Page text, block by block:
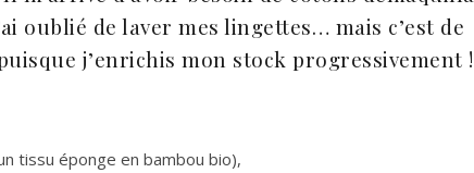
oublié de laver mes lingettes… mais c’est de
j’enrichis mon stock progressivement !
tissu éponge en bambou bio),